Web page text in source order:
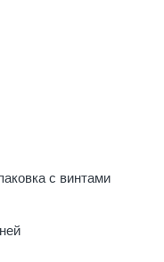
с винтами